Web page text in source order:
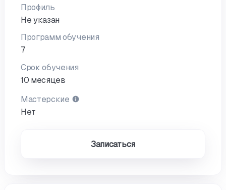
Профиль
Не указан
Программ обучения
7
Срок обучения
10 месяцев
Мастерские
Нет
Записаться